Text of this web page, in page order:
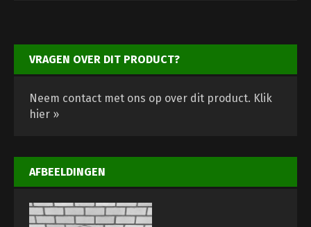
VRAGEN OVER DIT PRODUCT?
Neem contact met ons op over dit product. Klik
hier »
AFBEELDINGEN